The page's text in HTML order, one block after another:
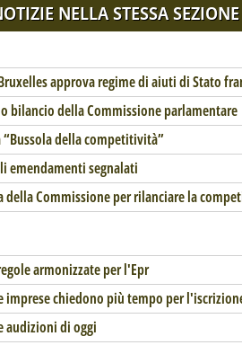
NELLA STESSA SEZIONE
approva regime di aiuti di Stato
bilancio della Commissione parlamentare
“Bussola della competitività”
emendamenti segnalati
della Commissione per rilanciare la
armonizzate per l'Epr
imprese chiedono più tempo per
audizioni di oggi